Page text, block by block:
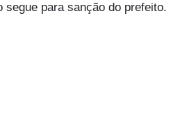
segue para sanção do prefeito.